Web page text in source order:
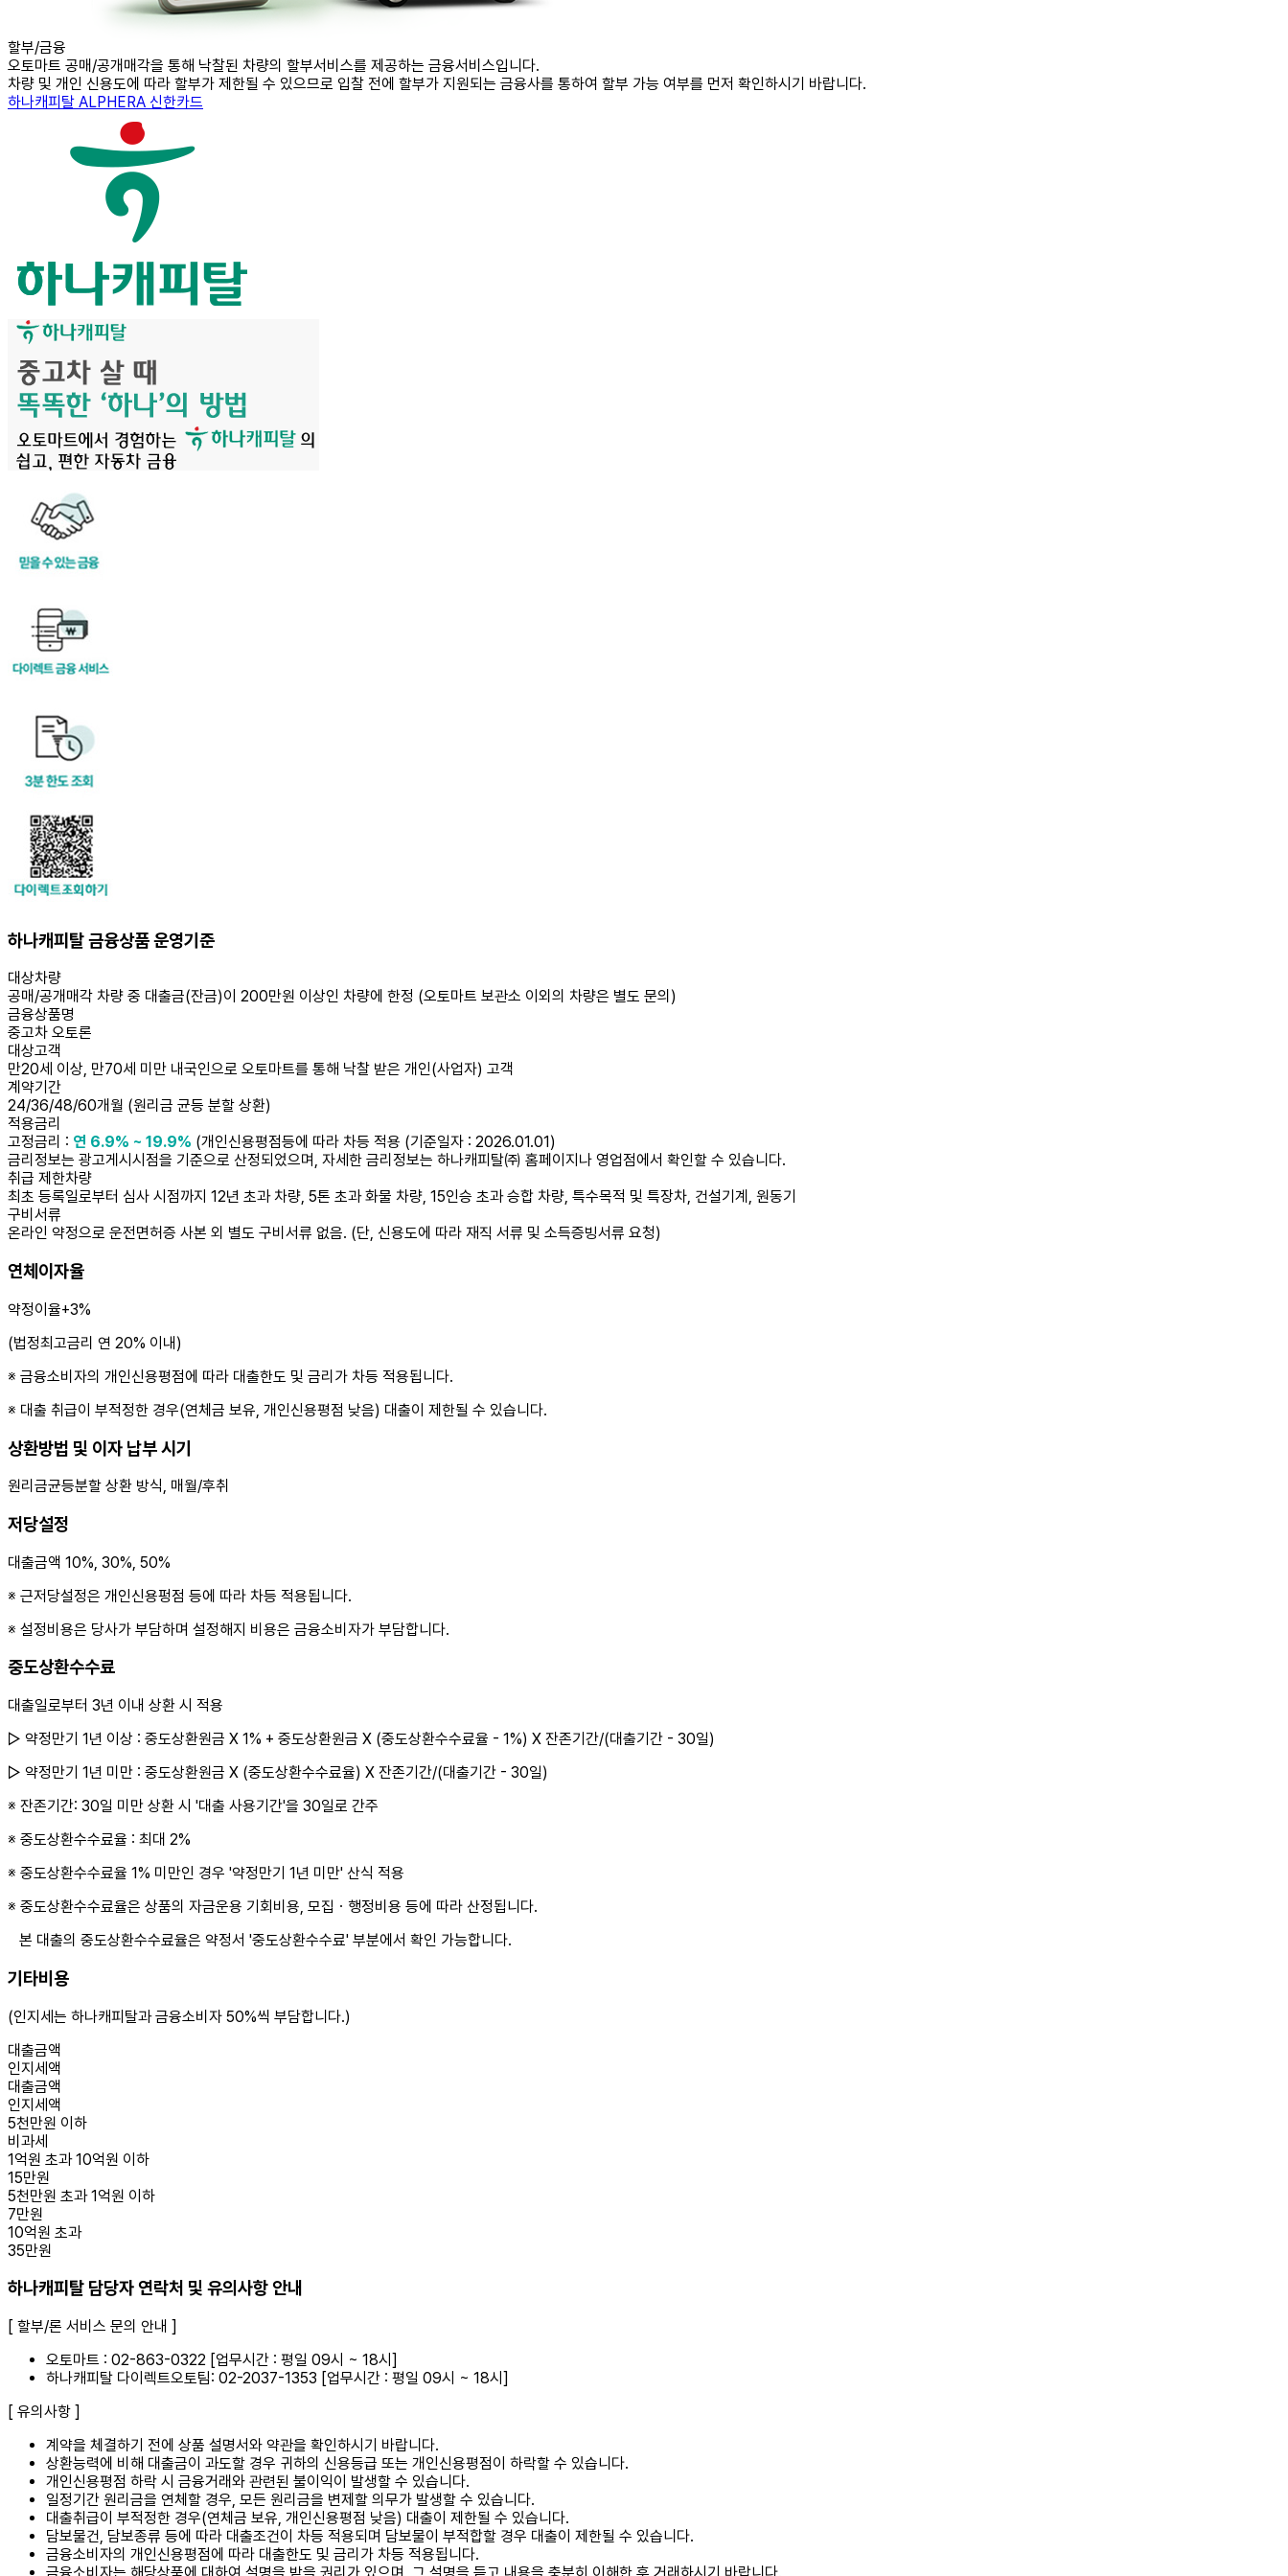
할부/금융
오토마트 공매/공개매각을 통해 낙찰된 차량의 할부서비스를 제공하는 금융서비스입니다.
차량 및 개인 신용도에 따라 할부가 제한될 수 있으므로 입찰 전에 할부가 지원되는 금융사를 통하여 할부 가능 여부를 먼저 확인하시기 바랍니다.
하나캐피탈 ALPHERA 신한카드
하나캐피탈 금융상품 운영기준
대상차량
공매/공개매각 차량 중 대출금(잔금)이 200만원 이상인 차량에 한정 (오토마트 보관소 이외의 차량은 별도 문의)
금융상품명
중고차 오토론
대상고객
만20세 이상, 만70세 미만 내국인으로 오토마트를 통해 낙찰 받은 개인(사업자) 고객
계약기간
24/36/48/60개월 (원리금 균등 분할 상환)
적용금리
고정금리 : 연 6.9% ~ 19.9% (개인신용평점등에 따라 차등 적용 (기준일자 : 2026.01.01)
금리정보는 광고게시시점을 기준으로 산정되었으며, 자세한 금리정보는 하나캐피탈㈜ 홈페이지나 영업점에서 확인할 수 있습니다.
취급 제한차량
최초 등록일로부터 심사 시점까지 12년 초과 차량, 5톤 초과 화물 차량, 15인승 초과 승합 차량, 특수목적 및 특장차, 건설기계, 원동기
구비서류
온라인 약정으로 운전면허증 사본 외 별도 구비서류 없음. (단, 신용도에 따라 재직 서류 및 소득증빙서류 요청)
연체이자율
약정이율+3%
(법정최고금리 연 20% 이내)
※ 금융소비자의 개인신용평점에 따라 대출한도 및 금리가 차등 적용됩니다.
※ 대출 취급이 부적정한 경우(연체금 보유, 개인신용평점 낮음) 대출이 제한될 수 있습니다.
상환방법 및 이자 납부 시기
원리금균등분할 상환 방식, 매월/후취
저당설정
대출금액 10%, 30%, 50%
※ 근저당설정은 개인신용펑점 등에 따라 차등 적용됩니다.
※ 설정비용은 당사가 부담하며 설정해지 비용은 금융소비자가 부담합니다.
중도상환수수료
대출일로부터 3년 이내 상환 시 적용
▷ 약정만기 1년 이상 : 중도상환원금 X 1% + 중도상환원금 X (중도상환수수료율 - 1%) X 잔존기간/(대출기간 - 30일)
▷ 약정만기 1년 미만 : 중도상환원금 X (중도상환수수료율) X 잔존기간/(대출기간 - 30일)
※ 잔존기간: 30일 미만 상환 시 '대출 사용기간'을 30일로 간주
※ 중도상환수수료율 : 최대 2%
※ 중도상환수수료율 1% 미만인 경우 '약정만기 1년 미만' 산식 적용
※ 중도상환수수료율은 상품의 자금운용 기회비용, 모집ㆍ행정비용 등에 따라 산정됩니다.
본 대출의 중도상환수수료율은 약정서 '중도상환수수료' 부분에서 확인 가능합니다.
기타비용
(인지세는 하나캐피탈과 금융소비자 50%씩 부담합니다.)
대출금액
인지세액
대출금액
인지세액
5천만원 이하
비과세
1억원 초과 10억원 이하
15만원
5천만원 초과 1억원 이하
7만원
10억원 초과
35만원
하나캐피탈 담당자 연락처 및 유의사항 안내
[ 할부/론 서비스 문의 안내 ]
오토마트 : 02-863-0322 [업무시간 : 평일 09시 ~ 18시]
하나캐피탈 다이렉트오토팀: 02-2037-1353 [업무시간 : 평일 09시 ~ 18시]
[ 유의사항 ]
계약을 체결하기 전에 상품 설명서와 약관을 확인하시기 바랍니다.
상환능력에 비해 대출금이 과도할 경우 귀하의 신용등급 또는 개인신용평점이 하락할 수 있습니다.
개인신용평점 하락 시 금융거래와 관련된 불이익이 발생할 수 있습니다.
일정기간 원리금을 연체할 경우, 모든 원리금을 변제할 의무가 발생할 수 있습니다.
대출취급이 부적정한 경우(연체금 보유, 개인신용평점 낮음) 대출이 제한될 수 있습니다.
담보물건, 담보종류 등에 따라 대출조건이 차등 적용되며 담보물이 부적합할 경우 대출이 제한될 수 있습니다.
금융소비자의 개인신용평점에 따라 대출한도 및 금리가 차등 적용됩니다.